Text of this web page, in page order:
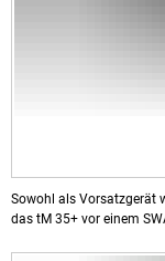
Sowohl als Vorsatzgerät
das tM 35+ vor einem